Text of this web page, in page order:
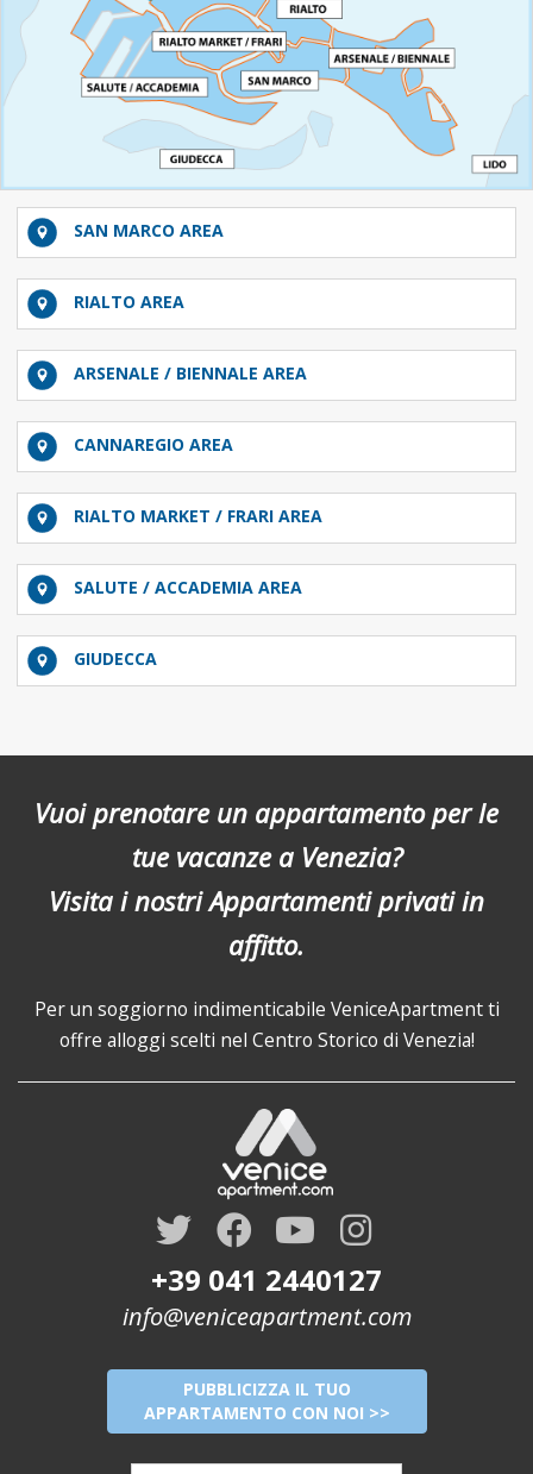
SAN MARCO AREA
RIALTO AREA
ARSENALE / BIENNALE AREA
CANNAREGIO AREA
RIALTO MARKET / FRARI AREA
SALUTE / ACCADEMIA AREA
GIUDECCA
Vuoi prenotare un appartamento per le
tue vacanze a Venezia?
Visita i nostri Appartamenti privati in
affitto.
Per un soggiorno indimenticabile VeniceApartment ti
offre alloggi scelti nel Centro Storico di Venezia!
+39 041 2440127
info@veniceapartment.com
PUBBLICIZZA IL TUO
APPARTAMENTO CON NOI >>